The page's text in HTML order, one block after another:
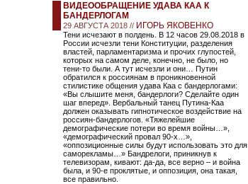
ВИДЕООБРАЩЕНИЕ УДАВА КАА К
БАНДЕРЛОГАМ
29 АВГУСТА 2018 // ИГОРЬ ЯКОВЕНКО
Тени исчезают в полдень. В 12 часов 29.08.2018 в
России исчезли тени Конституции, разделения
властей, парламентаризма и прочих глупостей,
которых на самом деле, конечно, не было, но
тени-то были. А тут исчезли и они… Путин
обратился к россиянам в проникновенной
стилистике общения удава Каа с бандерлогами:
«Вы слышите меня, бандерлоги? Сделайте один
шаг вперед». Вербальный танец Путина-Каа
должен оказывать гипнотическое воздействие на
россиян-бандерлогов. «Тяжелейшие
демографические потери во время войны…»,
«демографический провал 90-х…»,
«оппозиционные силы будут использовать это для
саморекламы…» Бандрелоги, приникнув к
телевизорам, кивают: да-да, все верно – и война
была, и 90-е проклятые, и оппозиция, она такая,
все правильно.